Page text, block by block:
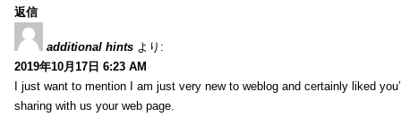
返信
additional hints より:
2019年10月17日 6:23 AM
I just want to mention I am just very new to weblog and certainly liked
sharing with us your web page.